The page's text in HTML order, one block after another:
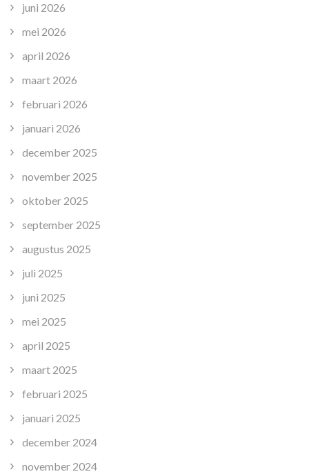
juni 2026
mei 2026
april 2026
maart 2026
februari 2026
januari 2026
december 2025
november 2025
oktober 2025
september 2025
augustus 2025
juli 2025
juni 2025
mei 2025
april 2025
maart 2025
februari 2025
januari 2025
december 2024
november 2024